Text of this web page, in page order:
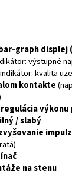
graph displej
výstupné
kvalita
kontakte
/ slabý
na stenu